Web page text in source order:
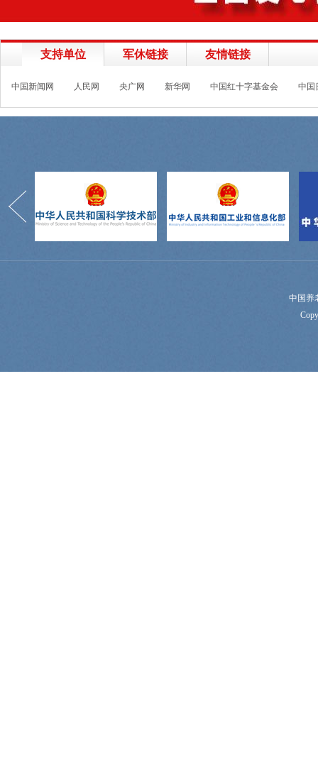
支持单位 军休链接 友情链接
中国新闻网 人民网 央广网 新华网 中国红十字基金会 中国
中国养